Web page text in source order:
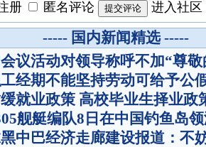
册 匿名评论 进入社区
----- 国内新闻精选 -----
议活动对领导称呼不加“尊敬
经期不能坚持劳动可给予公
就业政策 高校毕业生择业政
舰艇编队8日在中国钓鱼岛
中巴经济走廊建设报道：不